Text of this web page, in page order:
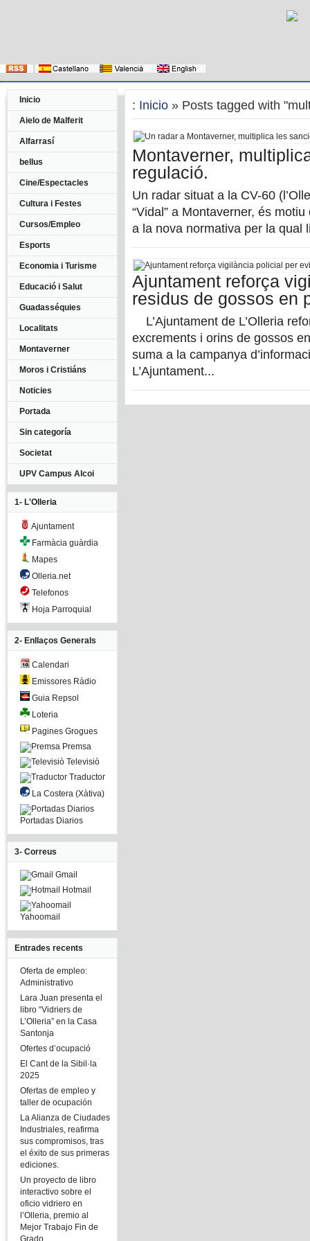
Inicio
Aielo de Malferit
Alfarrasí
bellus
Cine/Espectacles
Cultura i Festes
Cursos/Empleo
Esports
Economia i Turisme
Educació i Salut
Guadasséquies
Localitats
Montaverner
Moros i Cristiáns
Noticies
Portada
Sin categoría
Societat
UPV Campus Alcoi
1- L'Olleria
Ajuntament
Farmàcia guàrdia
Mapes
Olleria.net
Telefonos
Hoja Parroquial
2- Enllaços Generals
Calendari
Emissores Ràdio
Guia Repsol
Loteria
Pagines Grogues
Premsa
Televisiò
Traductor
La Costera (Xàtiva)
Portadas Diarios
3- Correus
Gmail
Hotmail
Yahoomail
Entrades recents
Oferta de empleo:
Administrativo
Lara Juan presenta el
libro “Vidriers de
L’Olleria” en la Casa
Santonja
Ofertes d’ocupació
El Cant de la Sibil·la
2025
Ofertas de empleo y
taller de ocupación
La Alianza de Ciudades
Industriales, reafirma
sus compromisos, tras
el éxito de sus primeras
ediciones.
Un proyecto de libro
interactivo sobre el
oficio vidriero en
l’Olleria, premio al
Mejor Trabajo Fin de
Grado
: Inicio » Posts tagged with
Montaverner,
regulació.
Un radar situat a la CV-60
“Vidal” a Montaverner, és
a la nova normativa per la qual
Ajuntament reforça
residus de gossos en
L’Ajuntament de L’Olleria
excrements i orins de gossos
suma a la campanya
L’Ajuntament...